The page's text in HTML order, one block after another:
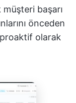
başarı
önceden
olarak